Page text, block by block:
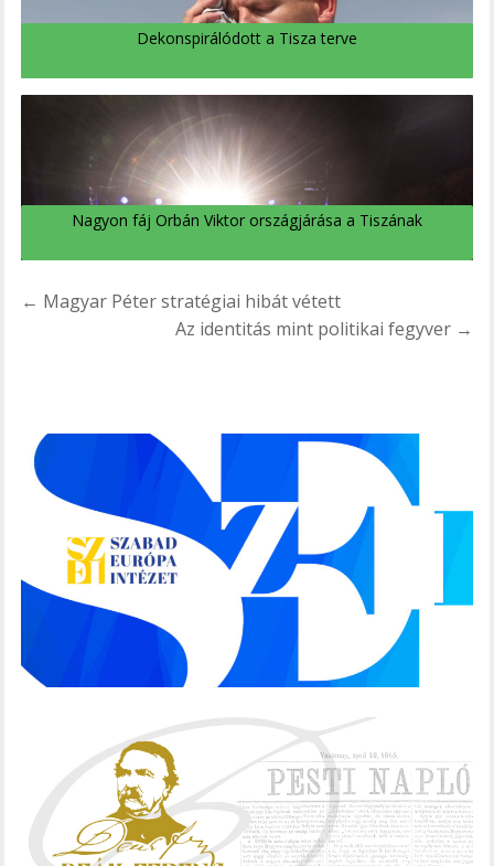
Dekonspirálódott a Tisza terve
Nagyon fáj Orbán Viktor országjárása a Tiszának
Bejegyzés
← Magyar Péter stratégiai hibát vétett
Az identitás mint politikai fegyver →